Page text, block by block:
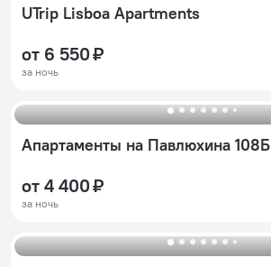
UTrip Lisboa Apartments
от 6 550 ₽
за ночь
Апартаменты на Павлюхина 108Б
от 4 400 ₽
за ночь